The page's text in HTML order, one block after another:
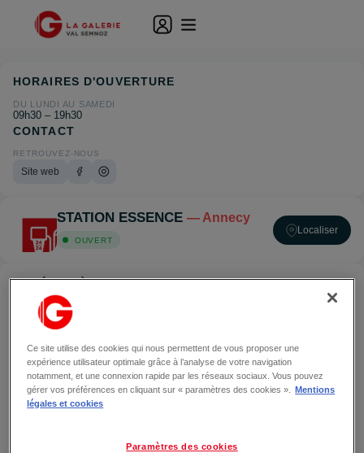
STATION ESSENCE — Annecy
OUVERT
Localiser
ACCÉDER À STATION ESSENCE — ANNECY
HORAIRES D'OUVERTURE
DU LUNDI AU SAMEDI
09h30 – 19h30
CONTACT
RETROUVEZ-NOUS
Site web
Ce site utilise des cookies qui nous permettent de vous proposer une
expérience utilisateur optimale grâce à l’analyse de votre navigation
notamment, et une connexion rapide par les réseaux sociaux. Vous pouvez
gérer vos préférences en cliquant sur « paramètres des cookies ».
Mentions
légales et cookies
Paramètres des cookies